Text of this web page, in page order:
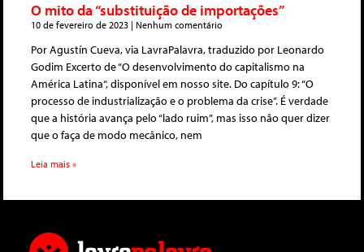
O mito da “substituição de importações”
10 de fevereiro de 2023 Nenhum comentário
Por Agustín Cueva, via LavraPalavra, traduzido por Leonardo
Godim Excerto de “O desenvolvimento do capitalismo na
América Latina“, disponível em nosso site. Do capítulo 9: “O
processo de industrialização e o problema da crise”. É verdade
que a história avança pelo “lado ruim”, mas isso não quer dizer
que o faça de modo mecânico, nem
Leia mais »